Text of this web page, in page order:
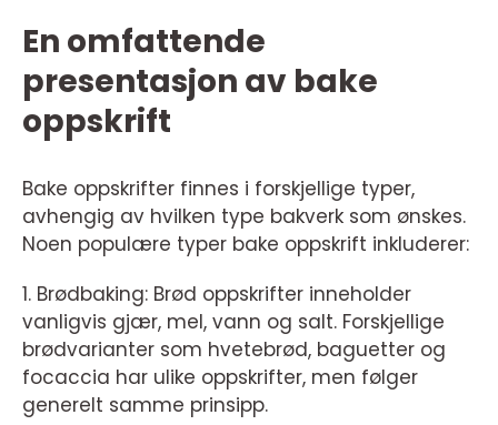
En omfattende
presentasjon av bake
oppskrift
Bake oppskrifter finnes i forskjellige typer,
avhengig av hvilken type bakverk som ønskes.
Noen populære typer bake oppskrift inkluderer:
1. Brødbaking: Brød oppskrifter inneholder
vanligvis gjær, mel, vann og salt. Forskjellige
brødvarianter som hvetebrød, baguetter og
focaccia har ulike oppskrifter, men følger
generelt samme prinsipp.